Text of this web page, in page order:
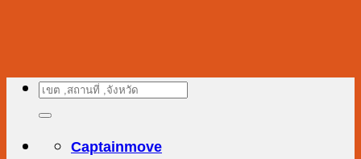
เนื้อหาค้นหา:
Captainmove